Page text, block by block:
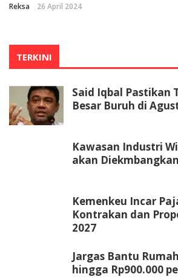
Reksa 26 April 2024
TERKINI
Said Iqbal Pastikan
Besar Buruh di
Kawasan Industri
akan
Kemenkeu Incar
Kontrakan dan
2027
Jargas Bantu
hingga Rp900.000